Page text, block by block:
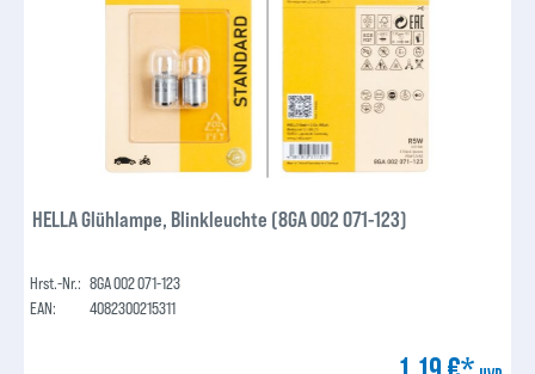
HELLA Glühlampe, Blinkleuchte (8GA 002 071-123)
Hrst.-Nr.: 8GA 002 071-123
EAN:
4082300215311